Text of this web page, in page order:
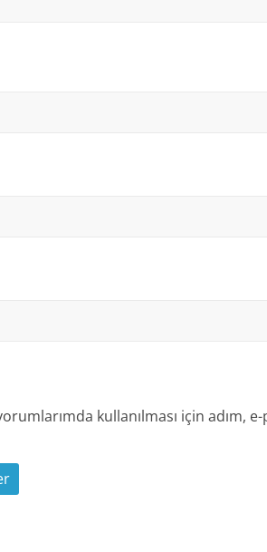
kullanılması için adım,